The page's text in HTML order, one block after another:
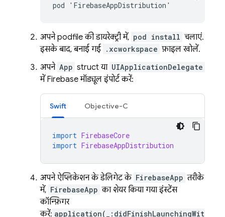
pod 'FirebaseAppDistribution'
अपने podfile की डायरेक्ट्री में, pod install चलाएं.
इसके बाद, बनाई गई .xcworkspace फ़ाइल खोलें.
अपने App struct या UIApplicationDelegate
में Firebase मॉड्यूल इंपोर्ट करें:
Swift Objective-C
import FirebaseCore
import FirebaseAppDistribution
अपने ऐप्लिकेशन के डेलिगेट के FirebaseApp तरीके
में, FirebaseApp का शेयर किया गया इंस्टेंस
कॉन्फ़िगर
करें: application(_:didFinishLaunchingWit